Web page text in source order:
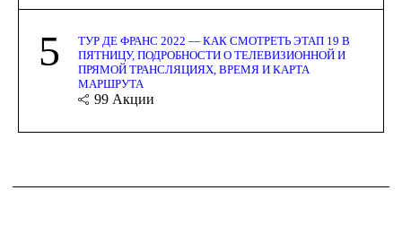
5
ТУР ДЕ ФРАНС 2022 — КАК СМОТРЕТЬ ЭТАП 19 В
ПЯТНИЦУ, ПОДРОБНОСТИ О ТЕЛЕВИЗИОННОЙ И
ПРЯМОЙ ТРАНСЛЯЦИЯХ, ВРЕМЯ И КАРТА
МАРШРУТА
99 Акции